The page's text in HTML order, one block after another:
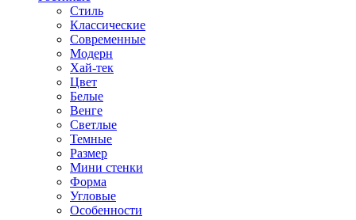
Стиль
Классические
Современные
Модерн
Хай-тек
Цвет
Белые
Венге
Светлые
Темные
Размер
Мини стенки
Форма
Угловые
Особенности